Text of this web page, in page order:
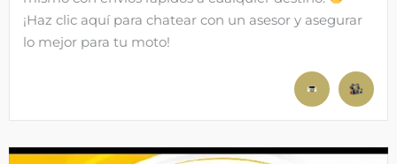
¡Haz clic aquí para chatear con un asesor y asegurar
lo mejor para tu moto!